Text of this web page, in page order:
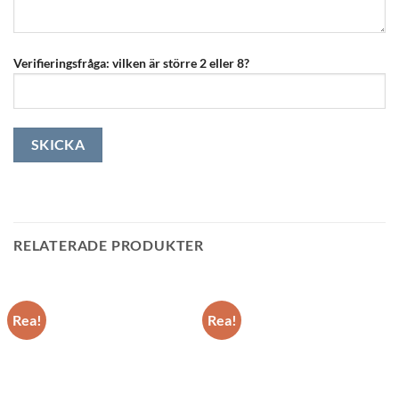
Verifieringsfråga: vilken är större 2 eller 8?
RELATERADE PRODUKTER
Rea! Rea!